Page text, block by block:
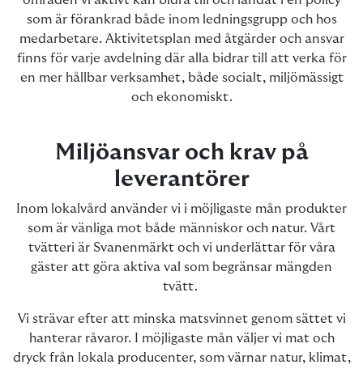
som är förankrad både inom ledningsgrupp och hos
medarbetare. Aktivitetsplan med åtgärder och ansvar
finns för varje avdelning där alla bidrar till att verka för
en mer hållbar verksamhet, både socialt, miljömässigt
och ekonomiskt.
Miljöansvar och krav på
leverantörer
Inom lokalvård använder vi i möjligaste mån produkter
som är vänliga mot både människor och natur. Vårt
tvätteri är Svanenmärkt och vi underlättar för våra
gäster att göra aktiva val som begränsar mängden
tvätt.
Vi strävar efter att minska matsvinnet genom sättet vi
hanterar råvaror. I möjligaste mån väljer vi mat och
dryck från lokala producenter, som värnar natur, klimat,